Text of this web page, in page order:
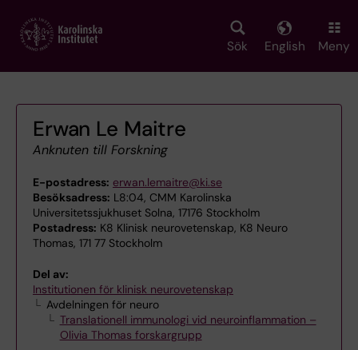
main
Sök English Meny
Erwan Le Maitre
Anknuten till Forskning
E-postadress: erwan.lemaitre@ki.se
Besöksadress: L8:04, CMM Karolinska
Universitetssjukhuset Solna, 17176 Stockholm
Postadress: K8 Klinisk neurovetenskap, K8 Neuro
Thomas, 171 77 Stockholm
Del av:
Institutionen för klinisk neurovetenskap
Avdelningen för neuro
Translationell immunologi vid neuroinflammation –
Olivia Thomas forskargrupp